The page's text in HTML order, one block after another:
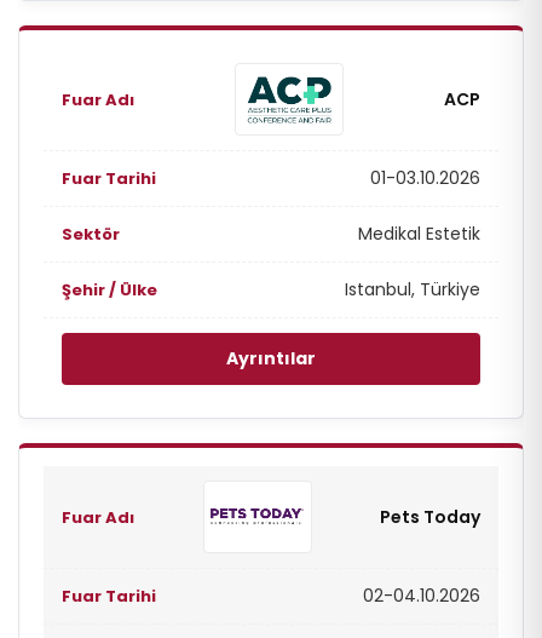
ACP
01-03.10.2026
Medikal Estetik
Istanbul, Türkiye
Ayrıntılar
Pets Today
02-04.10.2026